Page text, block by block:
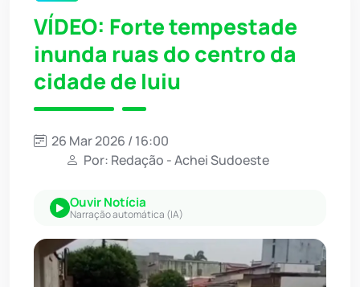
VÍDEO: Forte tempestade
inunda ruas do centro da
cidade de Iuiu
26 Mar 2026 / 16:00
Por: Redação - Achei Sudoeste
Ouvir Notícia
Narração automática (IA)